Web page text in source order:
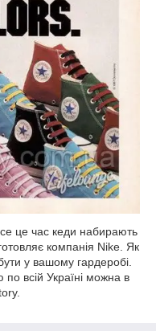
це час кеди набирають
компанія Nike. Як
у вашому гардеробі.
по всій Україні можна в